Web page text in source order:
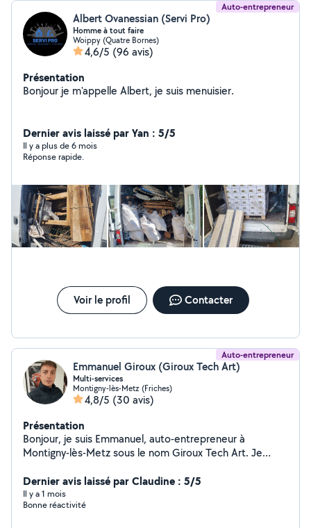
Auto-entrepreneur
Albert Ovanessian (Servi Pro)
Homme à tout faire
Woippy (Quatre Bornes)
4,6/5 (96 avis)
Présentation
Bonjour je m'appelle Albert, je suis menuisier.
Dernier avis laissé par Yan : 5/5
Il y a plus de 6 mois
Réponse rapide.
Voir le profil Contacter
Auto-entrepreneur
Emmanuel Giroux (Giroux Tech Art)
Multi-services
Montigny-lès-Metz (Friches)
4,8/5 (30 avis)
Présentation
Bonjour, je suis Emmanuel, auto-entrepreneur à
Montigny-lès-Metz sous le nom Giroux Tech Art. Je
et espaces verts : Taille de haies, tonte,
débroussaillage, remise en état de terrain, élagage,
évacuation des déchets verts, gravats encombrant ect .
Dernier avis laissé par Claudine : 5/5
Il y a 1 mois
Bonne réactivité